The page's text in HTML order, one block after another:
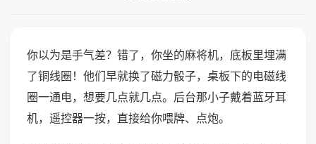
你以为是手气差？错了，你坐的麻将机，底板里埋满
了铜线圈！他们早就换了磁力骰子，桌板下的电磁线
圈一通电，想要几点就几点。后台那小子戴着蓝牙耳
机，遥控器一按，直接给你喂牌、点炮。